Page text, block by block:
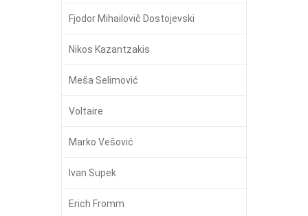
Fjodor Mihailovič Dostojevski
Nikos Kazantzakis
Meša Selimović
Voltaire
Marko Vešović
Ivan Supek
Erich Fromm